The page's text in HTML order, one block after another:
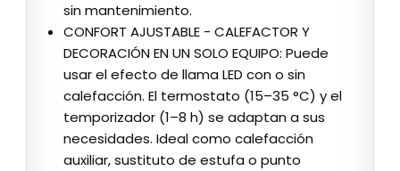
sin mantenimiento.
CONFORT AJUSTABLE - CALEFACTOR Y
DECORACIÓN EN UN SOLO EQUIPO: Puede
usar el efecto de llama LED con o sin
calefacción. El termostato (15–35 °C) y el
temporizador (1–8 h) se adaptan a sus
necesidades. Ideal como calefacción
auxiliar, sustituto de estufa o punto